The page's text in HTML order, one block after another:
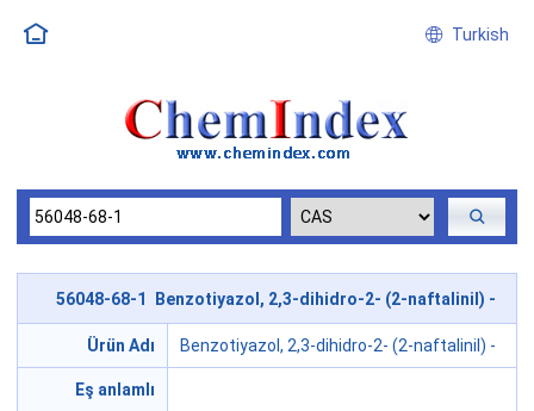
Turkish
56048-68-1 Benzotiyazol, 2,3-dihidro-2- (2-naftalinil) -
Ürün Adı Benzotiyazol, 2,3-dihidro-2- (2-naftalinil) -
Eş anlamlı